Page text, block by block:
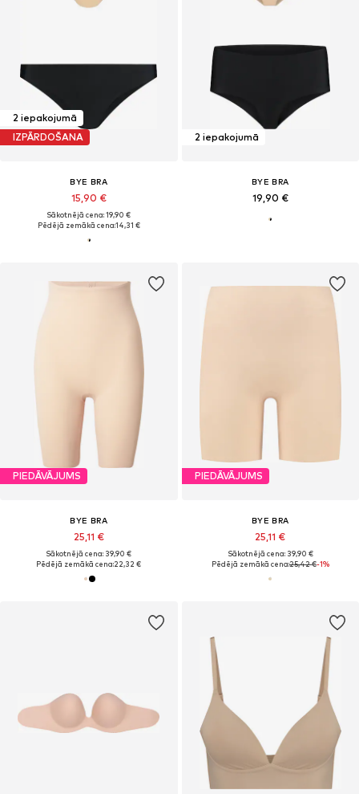
2 iepakojumā
IZPĀRDOŠANA
BYE BRA
15,90 €
Sākotnējā cena: 19,90 €
Pēdējā zemākā cena:14,31 €
2 iepakojumā
BYE BRA
19,90 €
PIEDĀVĀJUMS
BYE BRA
25,11 €
Sākotnējā cena: 39,90 €
Pēdējā zemākā cena:22,32 €
PIEDĀVĀJUMS
BYE BRA
25,11 €
Sākotnējā cena: 39,90 €
Pēdējā zemākā cena:25,42 €-1%